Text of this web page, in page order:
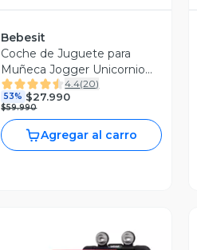
Bebesit
Coche de Juguete para
Muñeca Jogger Unicornio
Bebesit
4.4(20)
53% $27.990
$59.990
Agregar al carro